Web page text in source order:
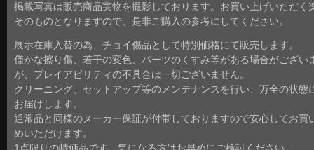
掲載写真は販売商品実物を撮影しております。お買い上げいただく
そのものとなりますので、是非ご購入の参考にしてください。
展示在庫入替の為、チョイ傷品として特別価格にて販売します。
僅かな擦り傷、若干の変色、パーツのくすみ等がある場合がござい
が、プレイアビリティの不具合は一切ございません。
クリーニング、セットアップ等のメンテナンスを行い、万全の状態
お届けします。
通常品と同様のメーカー保証が付帯しておりますので安心してお買
めいただけます。